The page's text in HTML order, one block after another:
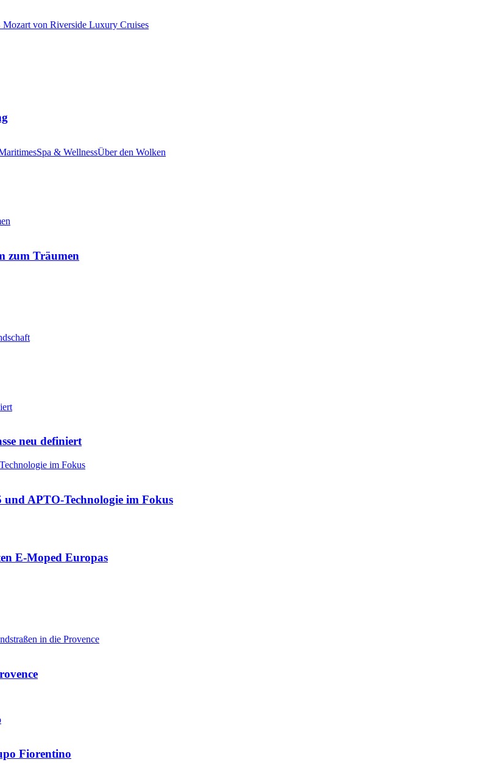
Spa & WellnessÜber den Wolken
zum Träumen
neu definiert
APTO-Technologie im Fokus
E-Moped Europas
Fiorentino